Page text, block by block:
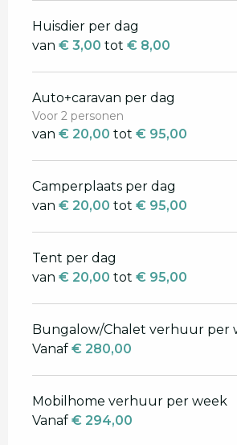
Huisdier per dag
van € 3,00 tot € 8,00
Auto+caravan per dag
Voor 2 personen
van € 20,00 tot € 95,00
Camperplaats per dag
van € 20,00 tot € 95,00
Tent per dag
van € 20,00 tot € 95,00
Bungalow/Chalet verhuur per
Vanaf € 280,00
Mobilhome verhuur per week
Vanaf € 294,00